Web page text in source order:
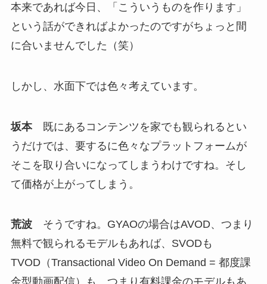
本来であれば今日、「こういうものを作ります」
という話ができればよかったのですがちょっと間
に合いませんでした（笑）
しかし、水面下では色々考えています。
坂本既にあるコンテンツを家でも観られるとい
うだけでは、要するに色々なプラットフォームが
そこを取り合いになってしまうわけですね。そし
て価格が上がってしまう。
荒波そうですね。GYAOの場合はAVOD、つまり
無料で観られるモデルもあれば、SVODも
TVOD（Transactional Video On Demand = 都度課